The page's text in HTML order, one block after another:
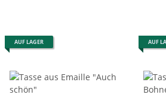
AUF LAGER AUF